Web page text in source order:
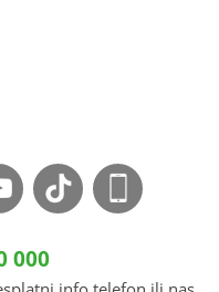
000